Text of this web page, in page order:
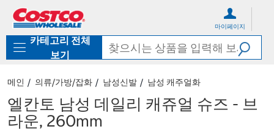
로
기
가
마이페이지
카테고리 전체
보기
메인 의류/가방/잡화 남성신발 남성 캐주얼화
엘칸토 남성 데일리 캐쥬얼 슈즈 - 브
라운, 260mm